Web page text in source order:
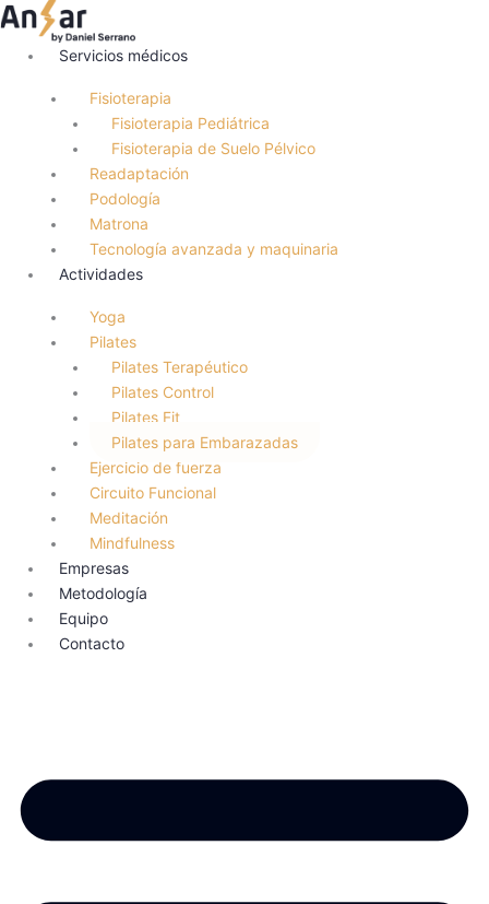
Ir
contenidoServicios médicos
Fisioterapia
Fisioterapia Pediátrica
Fisioterapia de Suelo Pélvico
Readaptación
Podología
Matrona
Tecnología avanzada y maquinaria
Actividades
Yoga
Pilates
Pilates Terapéutico
Pilates Control
Pilates Fit
Pilates para Embarazadas
Ejercicio de fuerza
Circuito Funcional
Meditación
Mindfulness
Empresas
Metodología
Equipo
Contacto